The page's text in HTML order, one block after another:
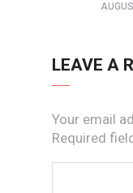
LEAVE A
Your email
Required